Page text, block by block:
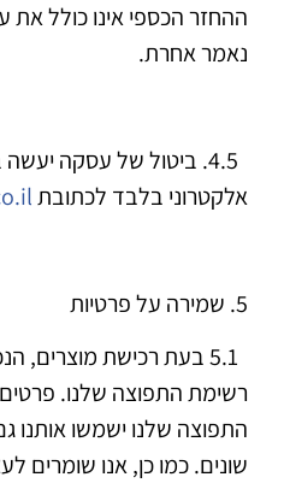
ההחזר הכספי אינו כולל
נאמר אחרת.
4.5. ביטול של עסקה
אלקטרוני בלבד לכתובת
5. שמירה על פרטיות
5.1 בעת רכישת
רשימת התפוצה שלנו.
התפוצה שלנו ישמשו אותנו
שונים. כמו כן, אנו שומרים